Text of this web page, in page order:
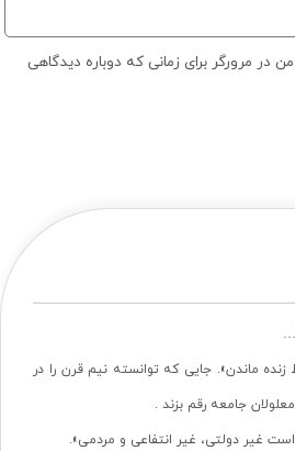
در مرورگر برای زمانی که دوباره دیدگاهی
ماندن». جایی که توانسته نیم قرن را در
جامعه رقم بزند .
غیر دولتی، غیر انتفاعی و مردمی».